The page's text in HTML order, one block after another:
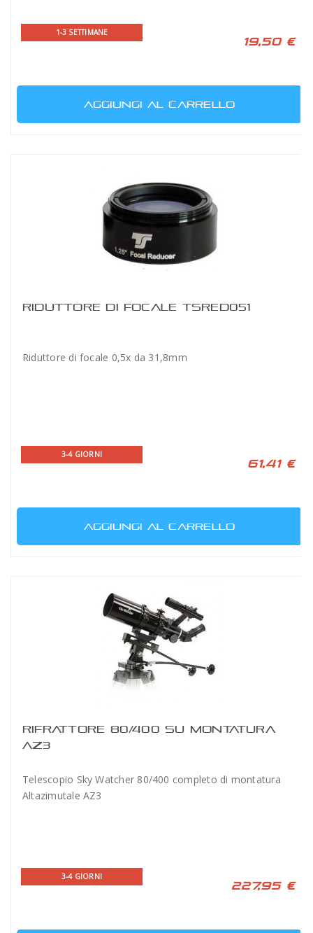
1-3 SETTIMANE
19,50 €
AGGIUNGI AL CARRELLO
RIDUTTORE DI FOCALE TSRED051
Riduttore di focale 0,5x da 31,8mm
3-4 GIORNI
61,41 €
AGGIUNGI AL CARRELLO
RIFRATTORE 80/400 SU MONTATURA
AZ3
Telescopio Sky Watcher 80/400 completo di montatura
Altazimutale AZ3
3-4 GIORNI
227,95 €